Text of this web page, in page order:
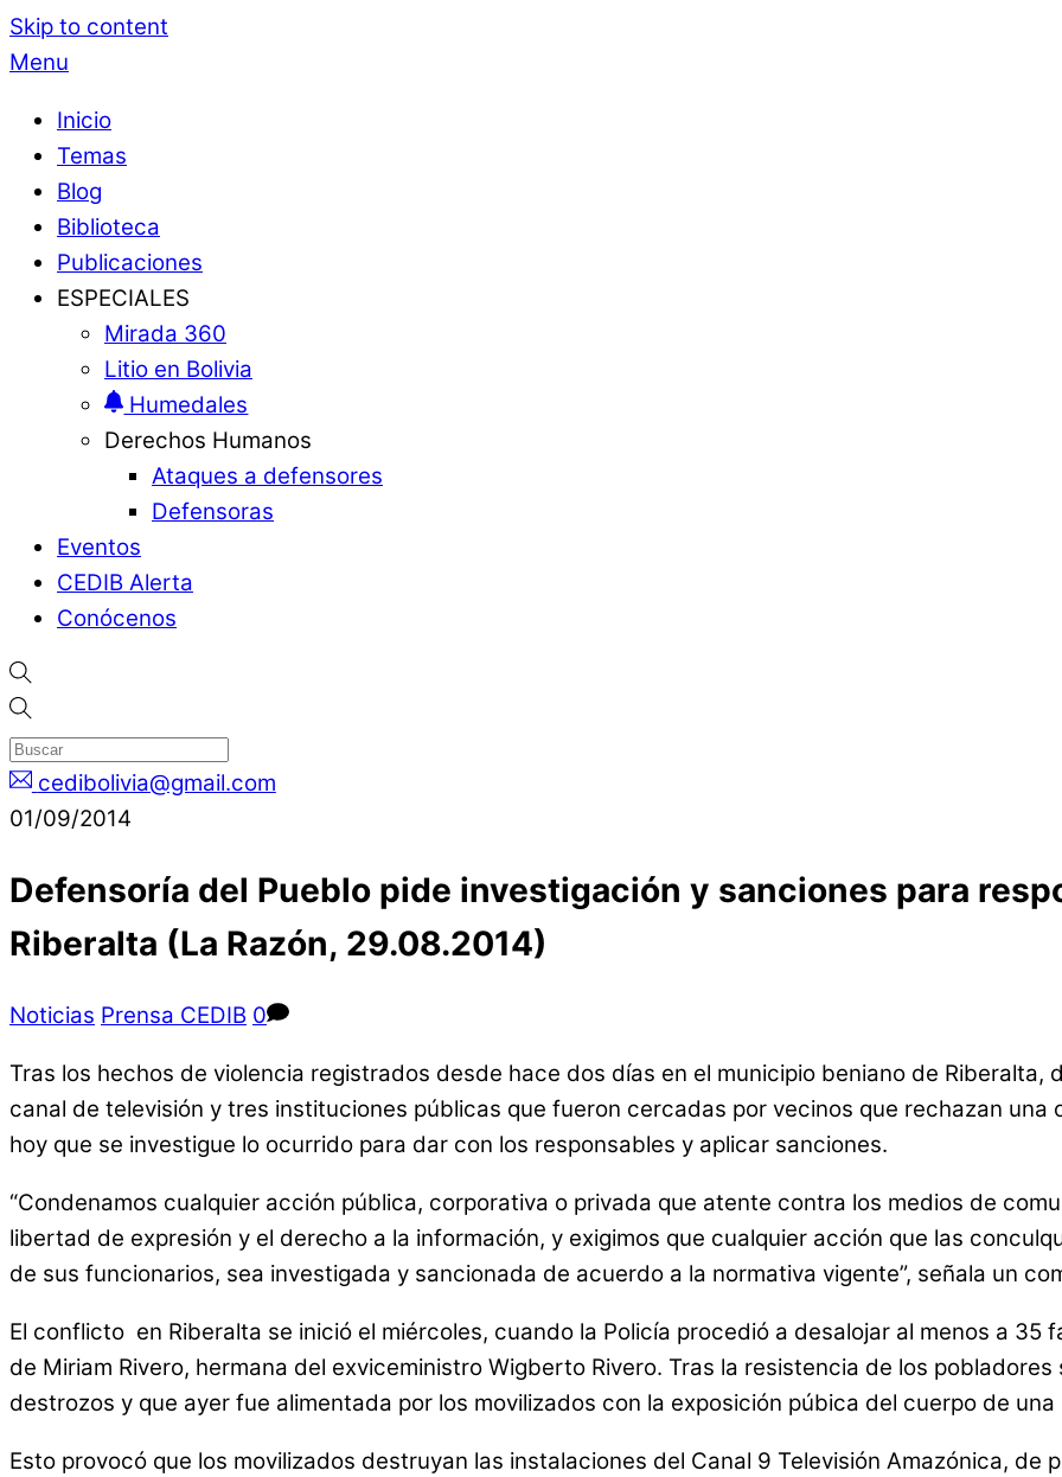
Skip to content
Menu
Inicio
Temas
Blog
Biblioteca
Publicaciones
ESPECIALES
Mirada 360
Litio en Bolivia
Humedales
Derechos Humanos
Ataques a defensores
Defensoras
Eventos
CEDIB Alerta
Conócenos
cedibolivia@gmail.com
01/09/2014
Defensoría del Pueblo pide investigación y sanciones para
Riberalta (La Razón, 29.08.2014)
Noticias Prensa CEDIB 0
Tras los hechos de violencia registrados desde hace dos días en el municipio beniano de
canal de televisión y tres instituciones públicas que fueron cercadas por vecinos que rechazan una
hoy que se investigue lo ocurrido para dar con los responsables y aplicar sanciones.
“Condenamos cualquier acción pública, corporativa o privada que atente contra los medios de
libertad de expresión y el derecho a la información, y exigimos que cualquier acción que las
de sus funcionarios, sea investigada y sancionada de acuerdo a la normativa vigente”, señala un
El conflicto en Riberalta se inició el miércoles, cuando la Policía procedió a desalojar al menos a 35
de Miriam Rivero, hermana del exviceministro Wigberto Rivero. Tras la resistencia de los
destrozos y que ayer fue alimentada por los movilizados con la exposición púbica del cuerpo de
Esto provocó que los movilizados destruyan las instalaciones del Canal 9 Televisión Amazónica,